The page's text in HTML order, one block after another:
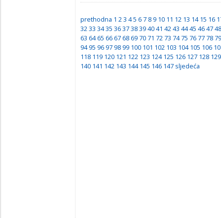
prethodna 1 23 45 6 7 8 9 10 11 12 13 14 15 16
3233 3435 363738394041 4243 4445 464748
63 64 65 66 67 68 69 70 71 72 73 74 75 76 77 78 79
94 95 96 97 98 99 100 101 102 103 104 105 106
118 119 120 121 122 123 124 125 126 127 128 129
140 141 142 143 144 145 146 147 sljedeća